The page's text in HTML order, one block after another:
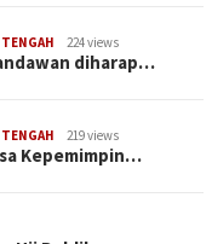
224 views
diharap…
219 views
Kepemimpin…